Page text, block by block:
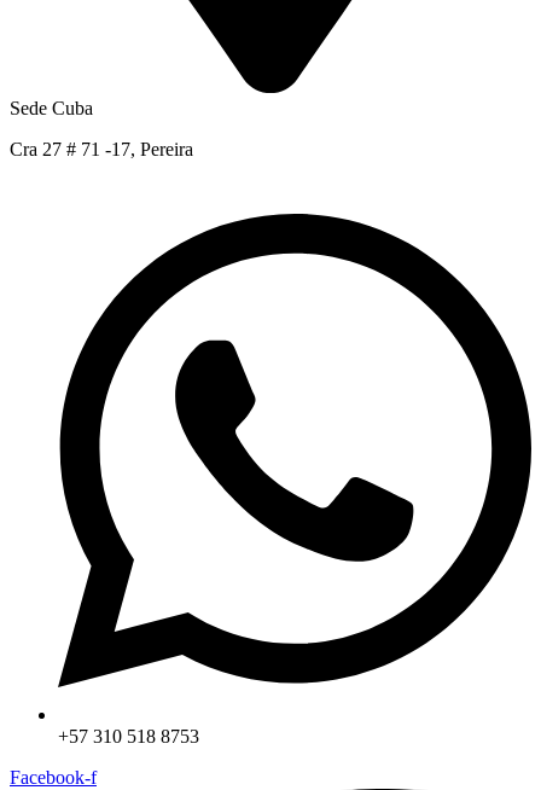
Sede Cuba
Cra 27 # 71 -17, Pereira
+57 310 518 8753
Facebook-f